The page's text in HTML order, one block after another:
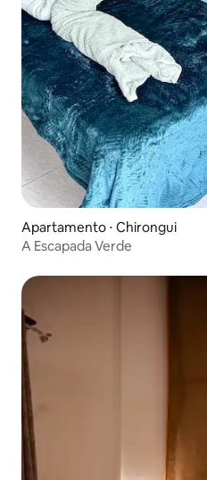
Apartamento ⋅ Chirongui
A Escapada Verde